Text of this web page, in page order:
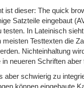
ist dieser: The quick
Satzteile eingebaut
testen. In Lateinisch
meisten Testtexten die
Nichteinhaltung
neueren Schriften
aber schwierig zu
können eingebaute